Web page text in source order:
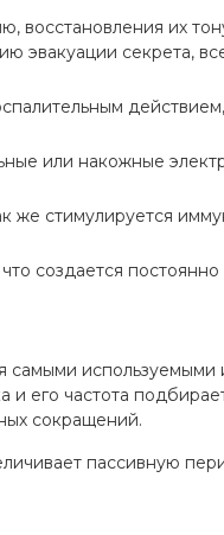
восстановления их
эвакуации секрета,
или накожные
же стимулируется
создается
самыми
его частота
сокращений.
пассивную